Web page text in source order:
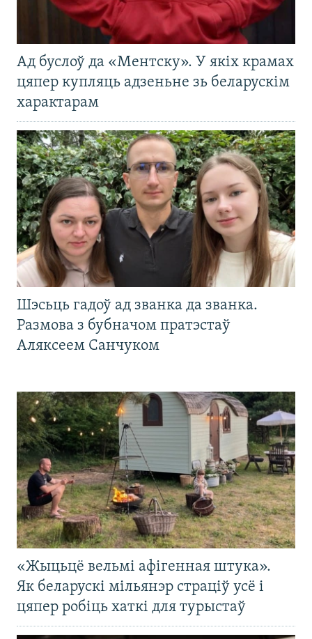
Ад буслоў да «Ментску». У якіх крамах
цяпер купляць адзеньне зь беларускім
характарам
Шэсьць гадоў ад званка да званка.
Размова з бубначом пратэстаў
Аляксеем Санчуком
«Жыцьцё вельмі афігенная штука».
Як беларускі мільянэр страціў усё і
цяпер робіць хаткі для турыстаў